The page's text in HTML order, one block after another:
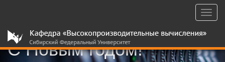
С Новым годом!